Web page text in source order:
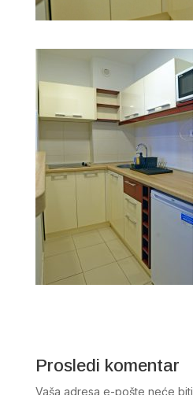
Prosledi komentar
Vaša adresa e-pošte neće